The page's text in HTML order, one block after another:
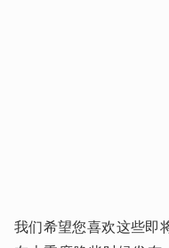
我们希望您喜欢这些即